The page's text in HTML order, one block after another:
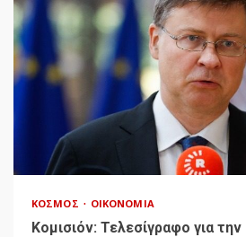
ΚΌΣΜΟΣ ΟΙΚΟΝΟΜΊΑ
Κομισιόν: Τελεσίγραφο για